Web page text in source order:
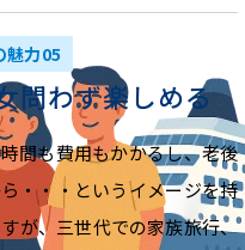
魅力05
問わず楽しめる
間も費用もかかるし、老後
・・・というイメージを持
が、三世代での家族旅行、